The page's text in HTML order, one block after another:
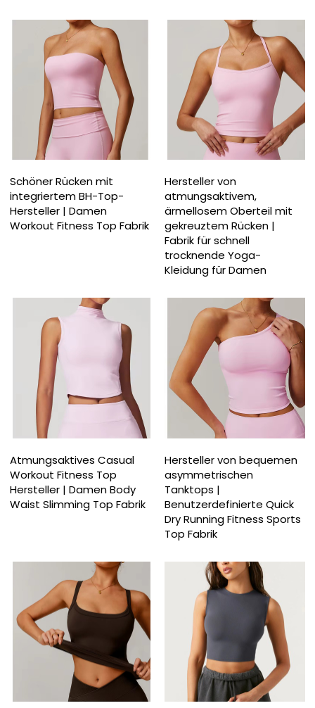
Schöner Rücken mit
integriertem BH-Top-
Hersteller | Damen
Workout Fitness Top Fabrik
Hersteller von
atmungsaktivem,
ärmellosem Oberteil mit
gekreuztem Rücken |
Fabrik für schnell
trocknende Yoga-
Kleidung für Damen
Atmungsaktives Casual
Workout Fitness Top
Hersteller | Damen Body
Waist Slimming Top Fabrik
Hersteller von bequemen
asymmetrischen
Tanktops |
Benutzerdefinierte Quick
Dry Running Fitness Sports
Top Fabrik